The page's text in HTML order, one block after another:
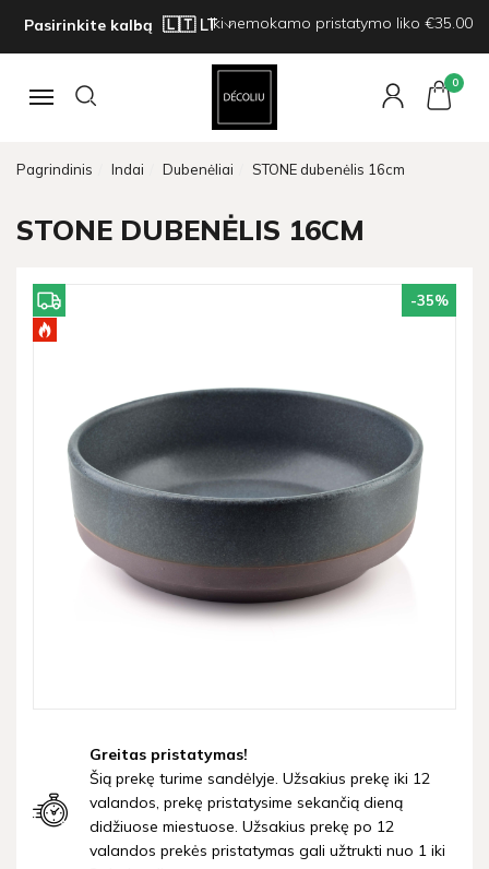
Pasirinkite kalbą Iki nemokamo pristatymo liko €35.00
Navigacija
0
Pagrindinis Indai Dubenėliai STONE dubenėlis 16cm
STONE DUBENĖLIS 16CM
-35%
Greitas pristatymas!
Šią prekę turime sandėlyje. Užsakius prekę iki 12
valandos, prekę pristatysime sekančią dieną
didžiuose miestuose. Užsakius prekę po 12
valandos prekės pristatymas gali užtrukti nuo 1 iki